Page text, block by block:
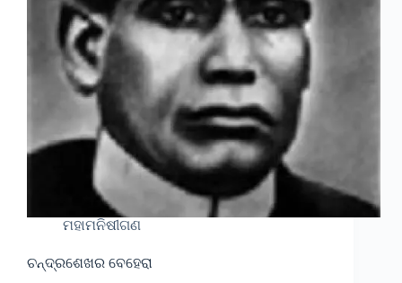
ମହାମନିଷୀଗଣ
ଚନ୍ଦ୍ରଶେଖର ବେହେରା